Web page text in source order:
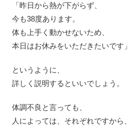
「昨日から熱が下がらず、
今も38度あります。
体も上手く動かせないため、
本日はお休みをいただきたいです」
というように、
詳しく説明するといいでしょう。
体調不良と言っても、
人によっては、それぞれですから、